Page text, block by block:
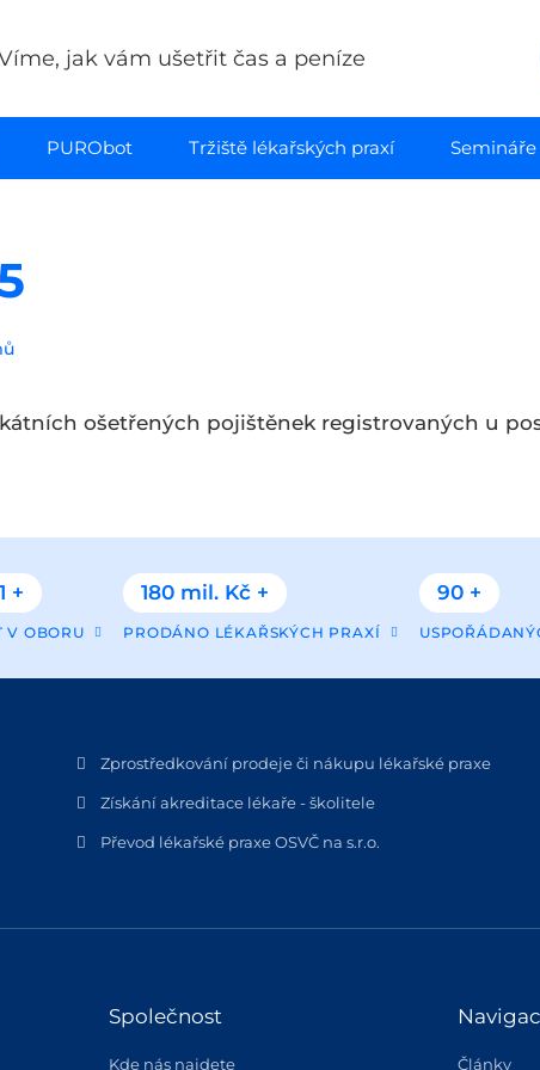
jak vám ušetřit čas a peníze
PURObot Tržiště lékařských praxí Semináře
ošetřených pojištěnek registrovaných u
+
V OBORU
180 mil. Kč +
PRODÁNO LÉKAŘSKÝCH PRAXÍ
90 +
Zprostředkování prodeje či nákupu lékařské praxe
Získání akreditace lékaře - školitele
Převod lékařské praxe OSVČ na s.r.o.
Společnost
Kde nás najdete Články